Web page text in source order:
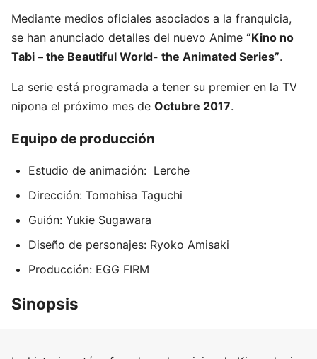
Mediante medios oficiales asociados a la franquicia,
se han anunciado detalles del nuevo Anime “Kino no
Tabi – the Beautiful World- the Animated Series”.
La serie está programada a tener su premier en la TV
nipona el próximo mes de Octubre 2017.
Equipo de producción
Estudio de animación: Lerche
Dirección: Tomohisa Taguchi
Guión: Yukie Sugawara
Diseño de personajes: Ryoko Amisaki
Producción: EGG FIRM
Sinopsis